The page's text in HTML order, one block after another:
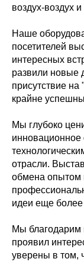
воздух-воздух
Наше
посетителей
интересных
развили новые
присутствие
крайне
Мы глубоко
инновационное
отрасли.
обмена опытом
идеи еще более
Мы благодарим
проявил
уверены в том,